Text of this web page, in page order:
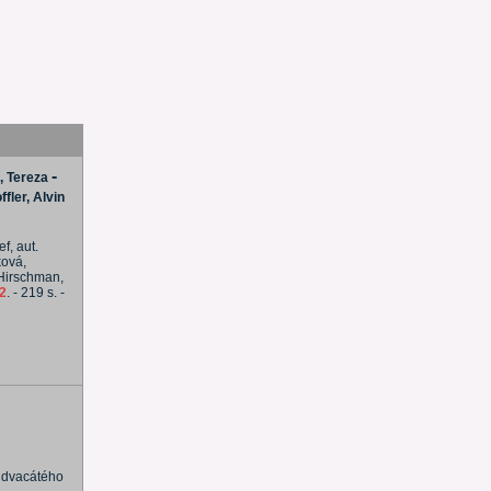
Tereza -
Alvin
aut.
. - 219 s. -